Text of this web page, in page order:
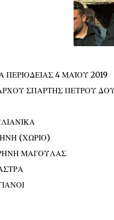
4 ΜΑΪΟΥ 2019
ΣΠΑΡΤΗΣ ΠΕΤΡΟΥ
(ΧΩΡΙΟ)
ΜΑΓΟΥΛΑΣ